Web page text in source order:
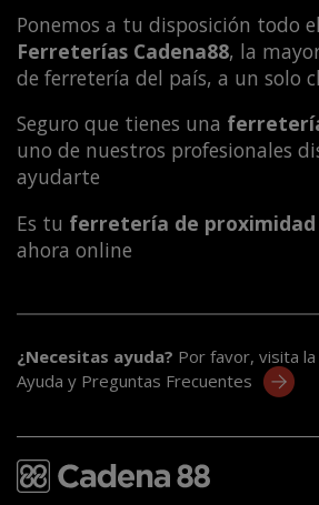
Ponemos a tu disposición todo
Ferreterías Cadena88, la
de ferretería del país, a un solo
Seguro que tienes una
uno de nuestros profesionales
ayudarte
Es tu ferretería de proximidad
ahora online
¿Necesitas ayuda? Por favor, visita
Ayuda y Preguntas Frecuentes